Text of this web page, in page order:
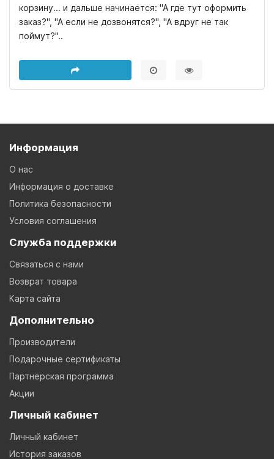
корзину... и дальше начинается: "А где тут оформить
заказ?", "А если не дозвонятся?", "А вдруг не так
поймут?"..
Информация
О нас
Информация о доставке
Политика безопасности
Условия соглашения
Служба поддержки
Связаться с нами
Возврат товара
Карта сайта
Дополнительно
Производители
Подарочные сертификаты
Партнёрская программа
Акции
Личный кабинет
Личный кабинет
История заказов